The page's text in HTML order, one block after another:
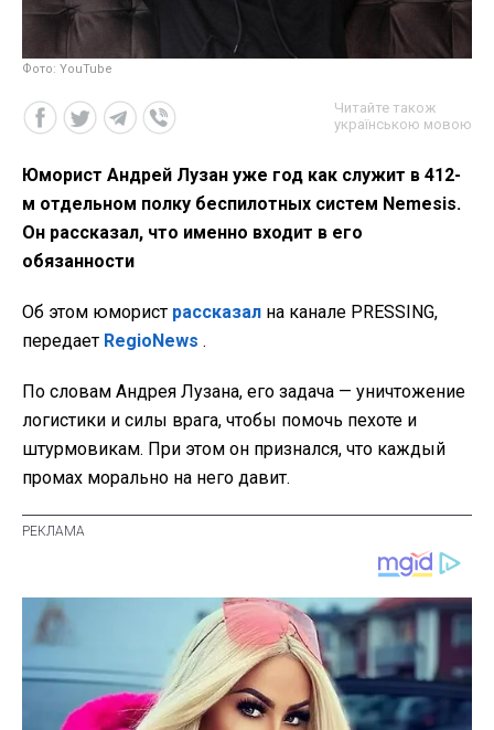
Фото: YouTube
Читайте також
українською мовою
Юморист Андрей Лузан уже год как служит в 412-
м отдельном полку беспилотных систем Nemesis.
Он рассказал, что именно входит в его
обязанности
Об этом юморист рассказал на канале PRESSING,
передает RegioNews .
По словам Андрея Лузана, его задача — уничтожение
логистики и силы врага, чтобы помочь пехоте и
штурмовикам. При этом он признался, что каждый
промах морально на него давит.